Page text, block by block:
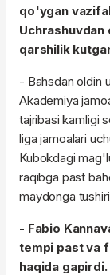
qo'ygan
qarshilik
- Bahsdan oldin
Akademiya
tajribasi kamligi
liga jamoalari
Kubokdagi
raqibga past
maydonga
- Fabio
tempi past va
haqida